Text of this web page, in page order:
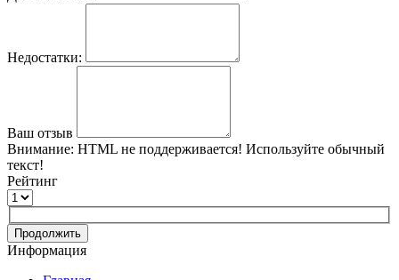
Недостатки:
Ваш отзыв
Внимание: HTML не поддерживается! Используйте обычный
текст!
Рейтинг
Продолжить
Информация